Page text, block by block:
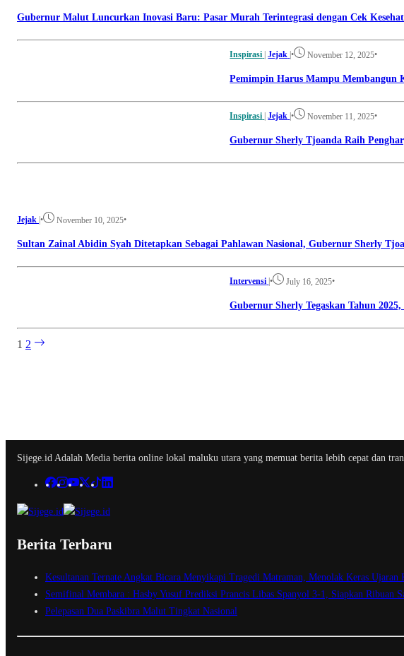
Gubernur Malut Luncurkan Inovasi Baru: Pasar Murah Terintegrasi dengan Cek
Inspirasi Jejak |• November 12, 2025•
Pemimpin Harus Mampu Membangun
Inspirasi Jejak |• November 11, 2025•
Gubernur Sherly Tjoanda Raih
Jejak • November 10, 2025•
Sultan Zainal Abidin Syah Ditetapkan Sebagai Pahlawan Nasional, Gubernur Sherly
Intervensi |• July 16, 2025•
Gubernur Sherly Tegaskan Tahun
1 2
Sijege.id Adalah Media berita online lokal maluku utara yang memuat berita lebih cepat dan
Berita Terbaru
Kesultanan Ternate Angkat Bicara Menyikapi Tragedi Matraman, Menolak Keras Ujaran
Semifinal Membara : Hasby Yusuf Prediksi Prancis Libas Spanyol 3-1, Siapkan Ribuan
Pelepasan Dua Paskibra Malut Tingkat Nasional